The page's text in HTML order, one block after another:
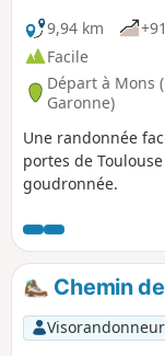
9,94 km
Facile
Départ à Mons
Garonne)
Une randonnée
portes de
goudronnée.
Chemin
Visorandonneur